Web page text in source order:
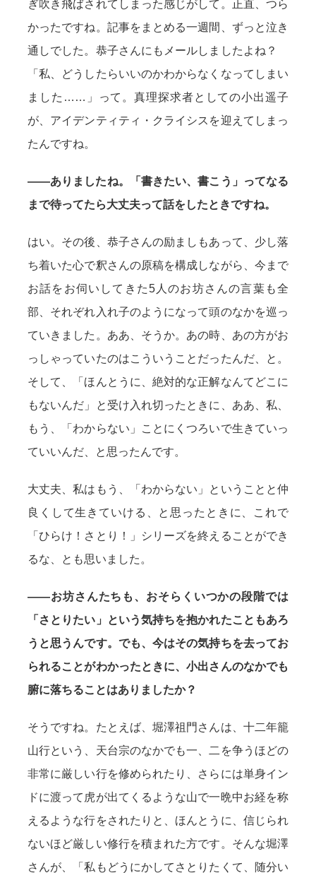
ぎ吹き飛ばされてしまった感じがして。正直、つら
かったですね。記事をまとめる一週間、ずっと泣き
通しでした。恭子さんにもメールしましたよね？
「私、どうしたらいいのかわからなくなってしまい
ました……」って。真理探求者としての小出遥子
が、アイデンティティ・クライシスを迎えてしまっ
たんですね。
——ありましたね。「書きたい、書こう」ってなる
まで待ってたら大丈夫って話をしたときですね。
はい。その後、恭子さんの励ましもあって、少し落
ち着いた心で釈さんの原稿を構成しながら、今まで
お話をお伺いしてきた5人のお坊さんの言葉も全
部、それぞれ入れ子のようになって頭のなかを巡っ
ていきました。ああ、そうか。あの時、あの方がお
っしゃっていたのはこういうことだったんだ、と。
そして、「ほんとうに、絶対的な正解なんてどこに
もないんだ」と受け入れ切ったときに、ああ、私、
もう、「わからない」ことにくつろいで生きていっ
ていいんだ、と思ったんです。
大丈夫、私はもう、「わからない」ということと仲
良くして生きていける、と思ったときに、これで
「ひらけ！さとり！」シリーズを終えることができ
るな、とも思いました。
——お坊さんたちも、おそらくいつかの段階では
「さとりたい」という気持ちを抱かれたこともあろ
うと思うんです。でも、今はその気持ちを去ってお
られることがわかったときに、小出さんのなかでも
腑に落ちることはありましたか？
そうですね。たとえば、堀澤祖門さんは、十二年籠
山行という、天台宗のなかでも一、二を争うほどの
非常に厳しい行を修められたり、さらには単身イン
ドに渡って虎が出てくるような山で一晩中お経を称
えるような行をされたりと、ほんとうに、信じられ
ないほど厳しい修行を積まれた方です。そんな堀澤
さんが、「私もどうにかしてさとりたくて、随分い